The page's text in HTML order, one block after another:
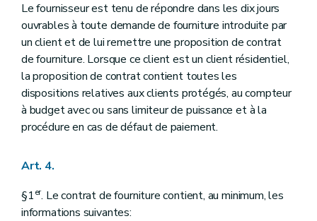
Le fournisseur est tenu de répondre dans les dix jours
ouvrables à toute demande de fourniture introduite par
un client et de lui remettre une proposition de contrat
de fourniture. Lorsque ce client est un client résidentiel,
la proposition de contrat contient toutes les
dispositions relatives aux clients protégés, au compteur
à budget avec ou sans limiteur de puissance et à la
procédure en cas de défaut de paiement.
Art. 4.
§1er. Le contrat de fourniture contient, au minimum, les
informations suivantes: